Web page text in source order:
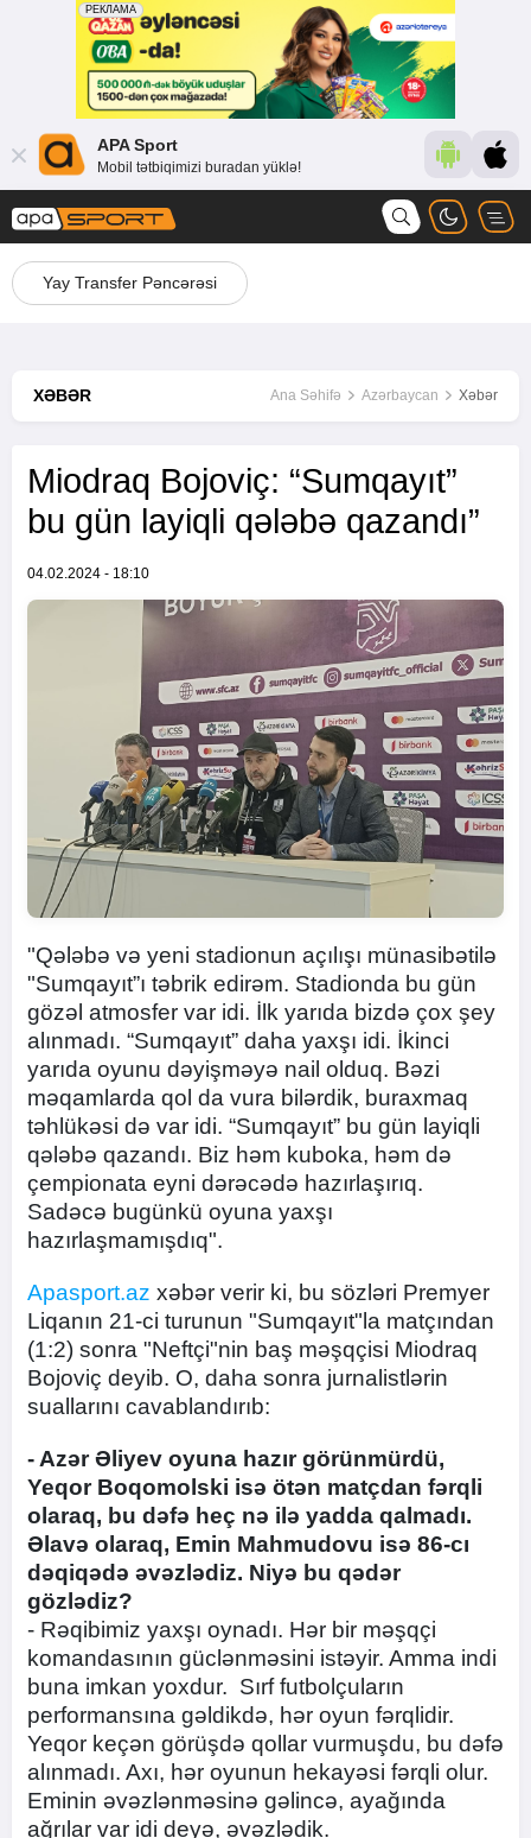
APA Sport
Mobil tətbiqimizi buradan yüklə!
Yay Transfer Pəncərəsi
XƏBƏR Ana Səhifə Azərbaycan Xəbər
Miodraq Bojoviç: “Sumqayıt”
bu gün layiqli qələbə qazandı”
04.02.2024 - 18:10
"Qələbə və yeni stadionun açılışı münasibətilə
"Sumqayıt”ı təbrik edirəm. Stadionda bu gün
gözəl atmosfer var idi. İlk yarıda bizdə çox şey
alınmadı. “Sumqayıt” daha yaxşı idi. İkinci
yarıda oyunu dəyişməyə nail olduq. Bəzi
məqamlarda qol da vura bilərdik, buraxmaq
təhlükəsi də var idi. “Sumqayıt” bu gün layiqli
qələbə qazandı. Biz həm kuboka, həm də
çempionata eyni dərəcədə hazırlaşırıq.
Sadəcə bugünkü oyuna yaxşı
hazırlaşmamışdıq".
Apasport.az xəbər verir ki, bu sözləri Premyer
Liqanın 21-ci turunun "Sumqayıt"la matçından
(1:2) sonra "Neftçi"nin baş məşqçisi Miodraq
Bojoviç deyib. O, daha sonra jurnalistlərin
suallarını cavablandırıb:
- Azər Əliyev oyuna hazır görünmürdü,
Yeqor Boqomolski isə ötən matçdan fərqli
olaraq, bu dəfə heç nə ilə yadda qalmadı.
Əlavə olaraq, Emin Mahmudovu isə 86-cı
dəqiqədə əvəzlədiz. Niyə bu qədər
gözlədiz?
- Rəqibimiz yaxşı oynadı. Hər bir məşqçi
komandasının güclənməsini istəyir. Amma indi
buna imkan yoxdur. Sırf futbolçuların
performansına gəldikdə, hər oyun fərqlidir.
Yeqor keçən görüşdə qollar vurmuşdu, bu dəfə
alınmadı. Axı, hər oyunun hekayəsi fərqli olur.
Eminin əvəzlənməsinə gəlincə, ayağında
ağrılar var idi deyə, əvəzlədik.